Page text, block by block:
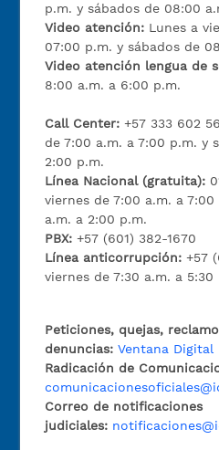
p.m. y sábados de 08:00
Video atención: Lunes a
07:00 p.m. y sábados de
Video atención lengua de
8:00 a.m. a 6:00 p.m.
Call Center:+57 333 602
de 7:00 a.m. a 7:00 p.m. y
2:00 p.m.
Línea Nacional (gratuita):
viernes de 7:00 a.m. a
a.m. a 2:00 p.m.
PBX:+57 (601) 382-1670
Línea anticorrupción:+57
viernes de 7:30 a.m. a 5:30
Peticiones, quejas,
denuncias: Ventana Digital
Radicación de
Correo de notificaciones
judiciales: